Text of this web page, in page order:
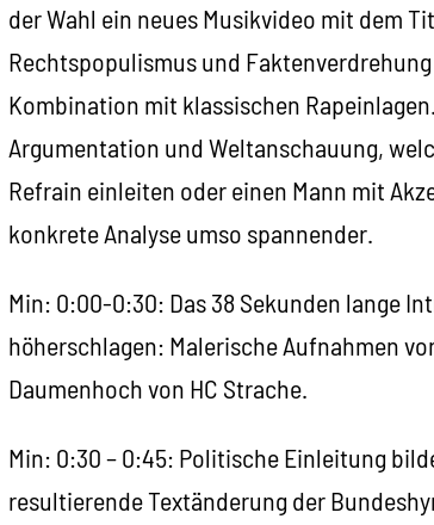
der Wahl ein neues Musikvideo mit dem
Rechtspopulismus und
Kombination mit klassischen
Argumentation und Weltanschauung,
Refrain einleiten oder einen Mann mit
konkrete Analyse umso spannender.
Min: 0:00-0:30: Das 38 Sekunden lange
höherschlagen: Malerische Aufnahmen
Daumenhoch von HC Strache.
Min: 0:30 – 0:45: Politische Einleitung
resultierende Textänderung der